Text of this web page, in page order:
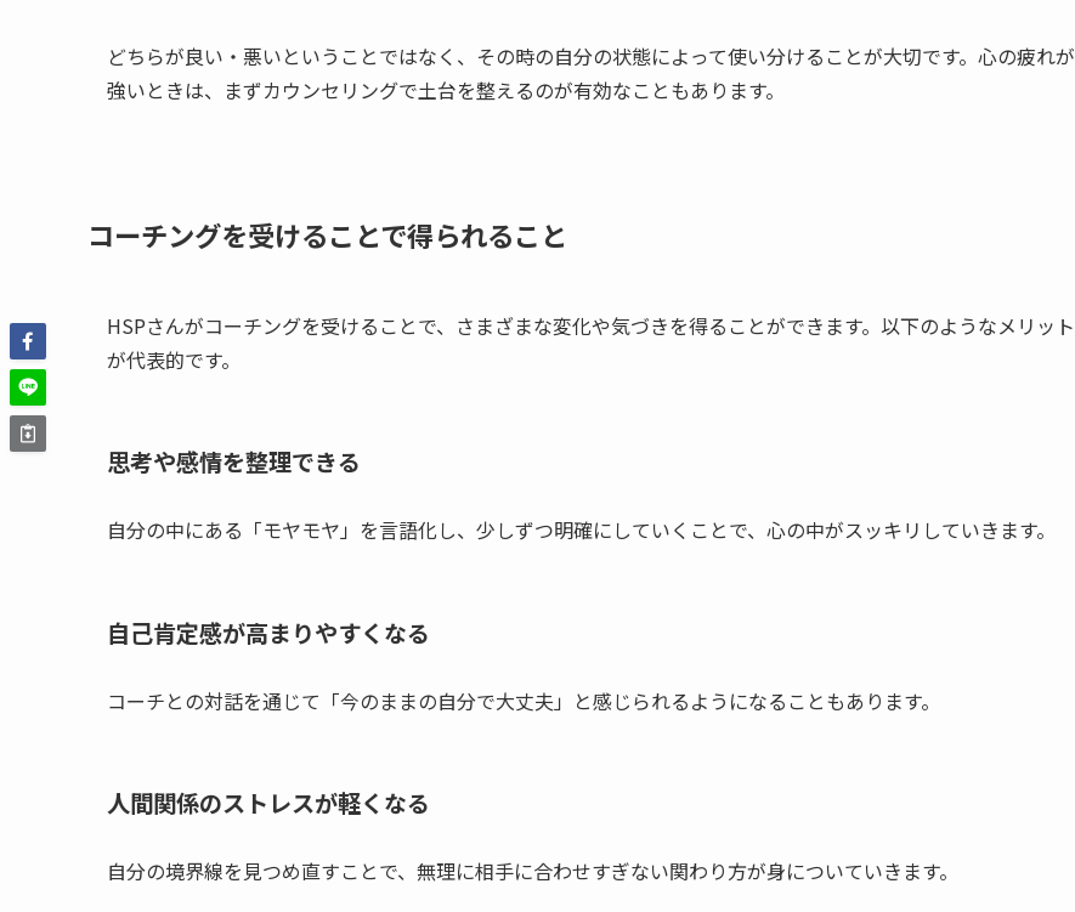
どちらが良い・悪いということではなく、その時の自分の状態によって使い分けることが大切です。心の疲れが
強いときは、まずカウンセリングで土台を整えるのが有効なこともあります。
コーチングを受けることで得られること
HSPさんがコーチングを受けることで、さまざまな変化や気づきを得ることができます。以下のようなメリット
が代表的です。
思考や感情を整理できる
自分の中にある「モヤモヤ」を言語化し、少しずつ明確にしていくことで、心の中がスッキリしていきます。
自己肯定感が高まりやすくなる
コーチとの対話を通じて「今のままの自分で大丈夫」と感じられるようになることもあります。
人間関係のストレスが軽くなる
自分の境界線を見つめ直すことで、無理に相手に合わせすぎない関わり方が身についていきます。